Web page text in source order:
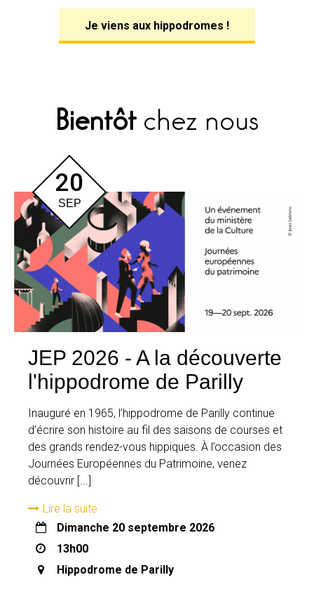
Je viens aux hippodromes !
Bientôtchez nous
20
SEP
JEP 2026 - A la découverte
l'hippodrome de Parilly
Inauguré en 1965, l’hippodrome de Parilly continue
d’écrire son histoire au fil des saisons de courses et
des grands rendez-vous hippiques. À l’occasion des
Journées Européennes du Patrimoine, venez
découvrir [...]
Lire la suite
dimanche 20 septembre 2026
13h00
Hippodrome de Parilly